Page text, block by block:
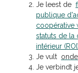
Je leest de
publique
coopérative
statuts de la
intérieur
Je vult
Je verbindt